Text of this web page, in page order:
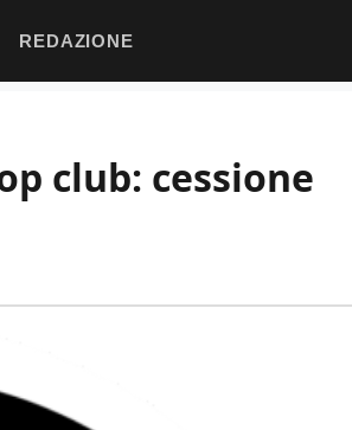
REDAZIONE
club: cessione